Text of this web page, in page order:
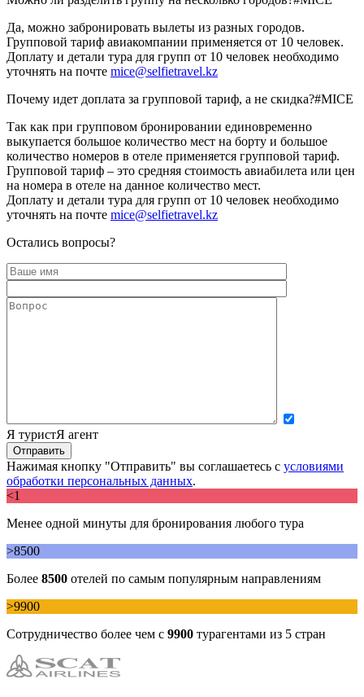
Да, можно забронировать вылеты из разных городов.
Групповой тариф авиакомпании применяется от 10 человек.
Доплату и детали тура для групп от 10 человек необходимо
уточнять на почте mice@selfietravel.kz
Почему идет доплата за групповой тариф, а не скидка?#MICE
Так как при групповом бронировании единовременно
выкупается большое количество мест на борту и большое
количество номеров в отеле применяется групповой тариф.
Групповой тариф – это средняя стоимость авиабилета или цен
на номера в отеле на данное количество мест.
Доплату и детали тура для групп от 10 человек необходимо
уточнять на почте mice@selfietravel.kz
Остались вопросы?
Я туристЯ агент
Нажимая кнопку "Отправить" вы соглашаетесь с условиями
обработки персональных данных.
<1
Менее одной минуты для бронирования любого тура
>8500
Более 8500 отелей по самым популярным направлениям
>9900
Сотрудничество более чем с 9900 турагентами из 5 стран